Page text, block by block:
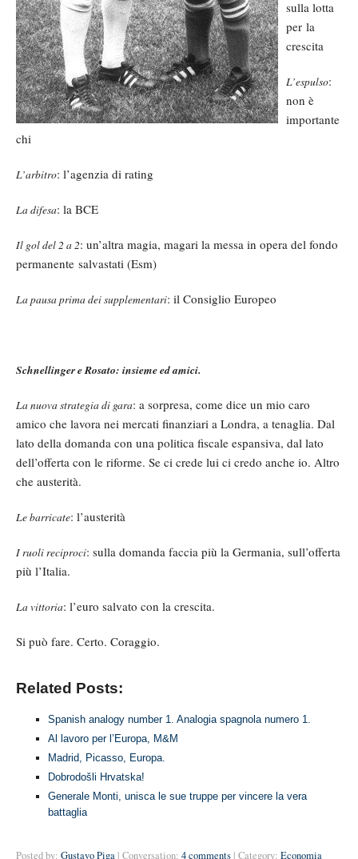
sulla lotta
per la
crescita
L’espulso:
non è
importante
chi
L’arbitro: l’agenzia di rating
La difesa: la BCE
Il gol del 2 a 2: un’altra magia, magari la messa in opera del fondo
permanente salvastati (Esm)
La pausa prima dei supplementari: il Consiglio Europeo
Schnellinger e Rosato: insieme ed amici.
La nuova strategia di gara: a sorpresa, come dice un mio caro
amico che lavora nei mercati finanziari a Londra, a tenaglia. Dal
lato della domanda con una politica fiscale espansiva, dal lato
dell’offerta con le riforme. Se ci crede lui ci credo anche io. Altro
che austerità.
Le barricate: l’austerità
I ruoli reciproci: sulla domanda faccia più la Germania, sull’offerta
più l’Italia.
La vittoria: l’euro salvato con la crescita.
Si può fare. Certo. Coraggio.
Related Posts:
Spanish analogy number 1. Analogia spagnola numero 1.
Al lavoro per l’Europa, M&M
Madrid, Picasso, Europa.
Dobrodošli Hrvatska!
Generale Monti, unisca le sue truppe per vincere la vera
battaglia
Posted by: Gustavo Piga | Conversation: 4 comments | Category: Economia